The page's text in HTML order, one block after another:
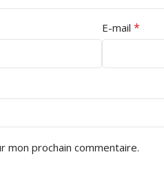
E-mail *
mon prochain commentaire.